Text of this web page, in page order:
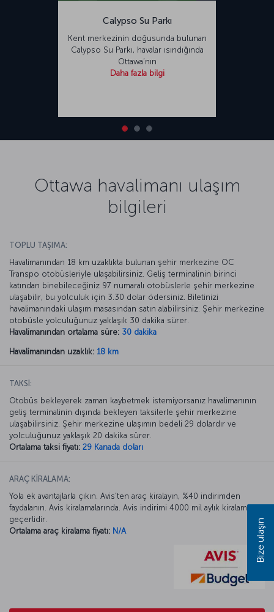
Calypso Su Parkı
Kent merkezinin doğusunda bulunan
Calypso Su Parkı, havalar ısındığında
Ottawa’nın
Daha fazla bilgi
Ottawa havalimanı ulaşım
bilgileri
TOPLU TAŞIMA:
Havalimanından 18 km uzaklıkta bulunan şehir merkezine OC
Transpo otobüsleriyle ulaşabilirsiniz. Geliş terminalinin birinci
katından binebileceğiniz 97 numaralı otobüslerle şehir merkezine
ulaşabilir, bu yolculuk için 3.30 dolar ödersiniz. Biletinizi
havalimanındaki ulaşım masasından satın alabilirsiniz. Şehir merkezine
otobüsle yolculuğunuz yaklaşık 30 dakika sürer.
Havalimanından ortalama süre: 30 dakika
Havalimanından uzaklık: 18 km
TAKSİ:
Otobüs bekleyerek zaman kaybetmek istemiyorsanız havalimanının
geliş terminalinin dışında bekleyen taksilerle şehir merkezine
ulaşabilirsiniz. Şehir merkezine ulaşımın bedeli 29 dolardır ve
yolculuğunuz yaklaşık 20 dakika sürer.
Ortalama taksi fiyatı: 29 Kanada doları
ARAÇ KİRALAMA:
Yola ek avantajlarla çıkın. Avis’ten araç kiralayın, %40 indirimden
faydalanın. Avis kiralamalarında. Avis indirimi 4000 mil aylık kiralamada
geçerlidir.
Ortalama araç kiralama fiyatı: N/A Bize ulaşın